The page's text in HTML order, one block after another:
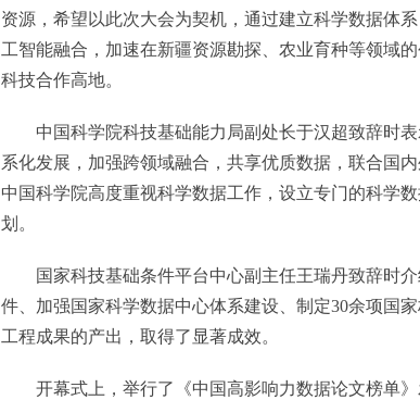
资源，希望以此次大会为契机，通过建立科学数据体
工智能融合，加速在新疆资源勘探、农业育种等领域
科技合作高地。
中国科学院科技基础能力局副处长于汉超致辞时表
系化发展，加强跨领域融合，共享优质数据，联合国
中国科学院高度重视科学数据工作，设立专门的科学
划。
国家科技基础条件平台中心副主任王瑞丹致辞时介
件、加强国家科学数据中心体系建设、制定30余项国
工程成果的产出，取得了显著成效。
开幕式上，举行了《中国高影响力数据论文榜单》